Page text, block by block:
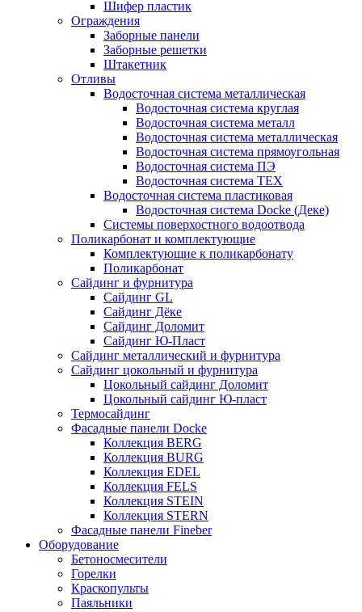
Шифер пластик
Ограждения
Заборные панели
Заборные решетки
Штакетник
Отливы
Водосточная система металлическая
Водосточная система круглая
Водосточная система металл
Водосточная система металлическая
Водосточная система прямоугольная
Водосточная система ПЭ
Водосточная система ТЕХ
Водосточная система пластиковая
Водосточная система Docke (Деке)
Системы поверхостного водоотвода
Поликарбонат и комплектующие
Комплектующие к поликарбонату
Поликарбонат
Сайдинг и фурнитура
Сайдинг GL
Сайдинг Дёке
Сайдинг Доломит
Сайдинг Ю-Пласт
Сайдинг металлический и фурнитура
Сайдинг цокольный и фурнитура
Цокольный сайдинг Доломит
Цокольный сайдинг Ю-пласт
Термосайдинг
Фасадные панели Docke
Коллекция BERG
Коллекция BURG
Коллекция EDEL
Коллекция FELS
Коллекция STEIN
Коллекция STERN
Фасадные панели Fineber
Оборудование
Бетоносмесители
Горелки
Краскопульты
Паяльники